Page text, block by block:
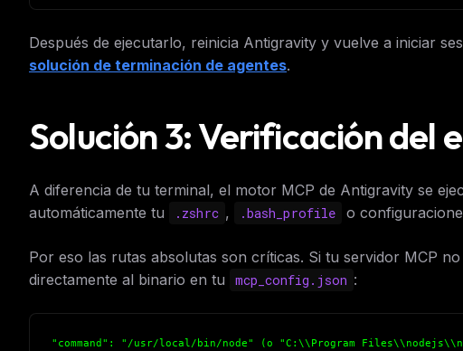
Después de ejecutarlo, reinicia Antigravity y vuelve a iniciar
solución de terminación de agentes.
Solución 3: Verificación del
A diferencia de tu terminal, el motor MCP de Antigravity se
automáticamente tu
.zshrc , .bash_profile o
Por eso las rutas absolutas son críticas. Si tu servidor MCP
directamente al binario en tu
mcp_config.json :
"command": "/usr/local/bin/node" (o "C:\\Program